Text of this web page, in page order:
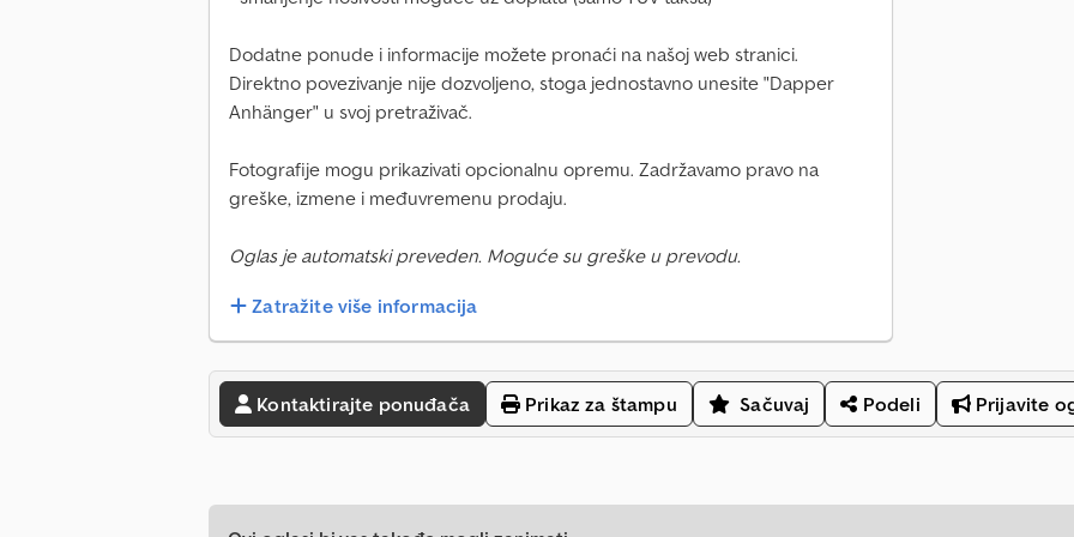
Dodatne ponude i informacije možete pronaći na našoj web stranici.
Direktno povezivanje nije dozvoljeno, stoga jednostavno unesite "Dapper
Anhänger" u svoj pretraživač.
Fotografije mogu prikazivati opcionalnu opremu. Zadržavamo pravo na
greške, izmene i međuvremenu prodaju.
Oglas je automatski preveden. Moguće su greške u prevodu.
Zatražite više informacija
Kontaktirajte ponuđača Prikaz za štampu Sačuvaj Podeli Prijavite